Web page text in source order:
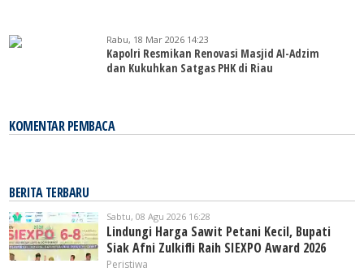
Rabu, 18 Mar 2026 14:23
Kapolri Resmikan Renovasi Masjid Al-Adzim
dan Kukuhkan Satgas PHK di Riau
KOMENTAR PEMBACA
BERITA TERBARU
Sabtu, 08 Agu 2026 16:28
Lindungi Harga Sawit Petani Kecil, Bupati
Siak Afni Zulkifli Raih SIEXPO Award 2026
Peristiwa